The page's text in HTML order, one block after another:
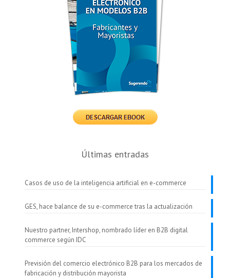
Últimas entradas
Casos de uso de la inteligencia artificial en e-commerce
GES, hace balance de su e-commerce tras la actualización
Nuestro partner, Intershop, nombrado líder en B2B digital
commerce según IDC
Previsión del comercio electrónico B2B para los mercados de
fabricación y distribución mayorista